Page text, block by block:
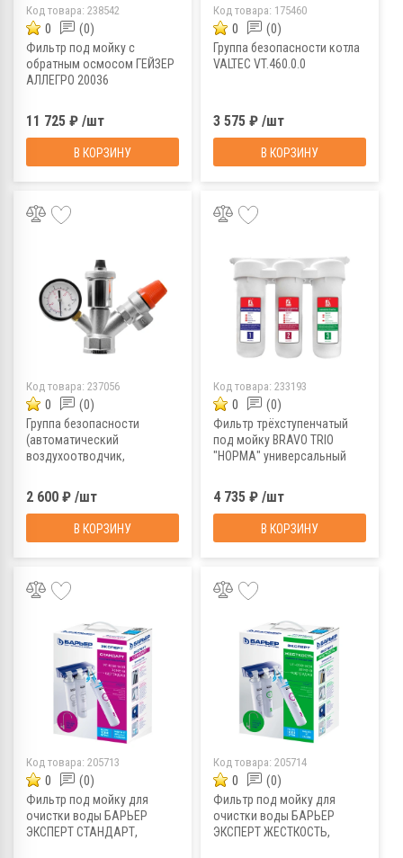
Код товара: 238542
0 (0)
Фильтр под мойку с
обратным осмосом ГЕЙЗЕР
АЛЛЕГРО 20036
11 725 ₽ /шт
В КОРЗИНУ
Код товара: 175460
0 (0)
Группа безопасности котла
VALTEC VT.460.0.0
3 575 ₽ /шт
В КОРЗИНУ
Код товара: 237056
0 (0)
Группа безопасности
(автоматический
воздухоотводчик,
предохранительный клапан)
1", MP-У ИС
2 600 ₽ /шт
В КОРЗИНУ
Код товара: 233193
0 (0)
Фильтр трёхступенчатый
под мойку BRAVO TRIO
"НОРМА" универсальный
4 735 ₽ /шт
В КОРЗИНУ
Код товара: 205713
0 (0)
Фильтр под мойку для
очистки воды БАРЬЕР
ЭКСПЕРТ СТАНДАРТ,
Код товара: 205714
0 (0)
Фильтр под мойку для
очистки воды БАРЬЕР
ЭКСПЕРТ ЖЕСТКОСТЬ,